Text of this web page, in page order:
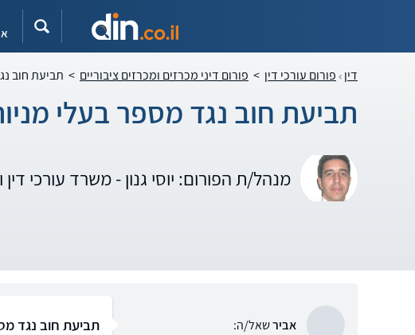
דין פורום עורכי דין > פורום דיני מכרזים ומכרזים ציבוריים > תביעת חוב
תביעת חוב נגד מספר בעלי
מנהל/ת הפורום: יוסי גנון - משרד עורכי דין
אבירשאל/ה: תביעת חוב נגד